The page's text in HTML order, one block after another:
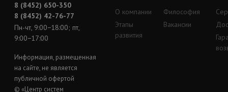
8 (8452) 650-350
8 (8452) 42-76-77
Пн-чт, 9:00−18:00; пт,
9:00−17:00
Информация, размещенная
на сайте, не является
публичной офертой
© «Центр систем
О компании
Этапы
развития
Философия
Вакансии